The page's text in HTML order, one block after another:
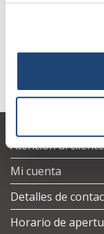
Oil of sweet
Atención al cliente
Mi cuenta
Detalles de
Horario de